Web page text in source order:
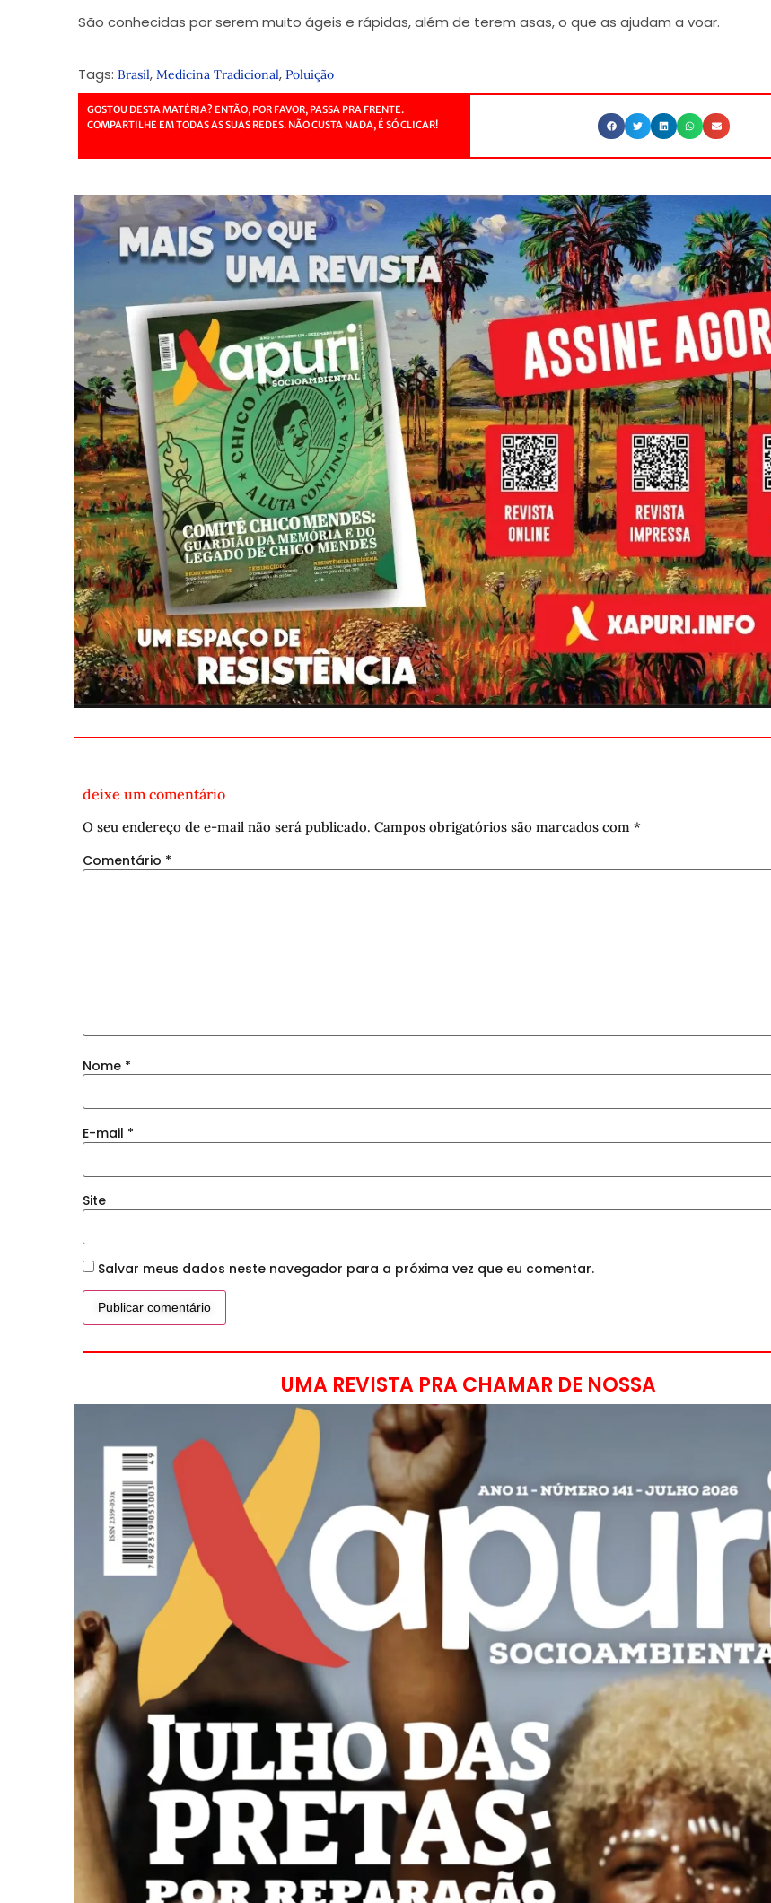
São conhecidas por serem muito ágeis e rápidas, além de terem asas, o que as ajudam a voar.
Tags: Brasil, Medicina Tradicional, Poluição
GOSTOU DESTA MATÉRIA? ENTÃO, POR FAVOR, PASSA PRA FRENTE.
COMPARTILHE EM TODAS AS SUAS REDES. NÃO CUSTA NADA, É SÓ CLICAR!
deixe um comentário
O seu endereço de e-mail não será publicado. Campos obrigatórios são marcados com *
Comentário *
Nome *
E-mail *
Site
Salvar meus dados neste navegador para a próxima vez que eu comentar.
UMA REVISTA PRA CHAMAR DE NOSSA